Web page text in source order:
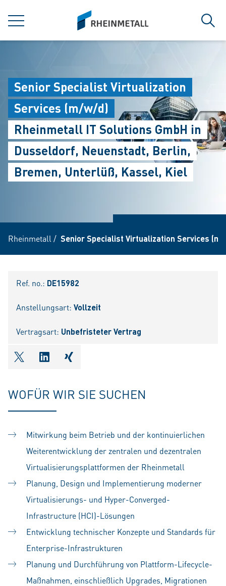
MENU
siteLogo
Senior Specialist Virtualization
Services (m/w/d)
Rheinmetall IT Solutions GmbH in
Dusseldorf, Neuenstadt, Berlin,
Bremen, Unterlüß, Kassel, Kiel
Rheinmetall / Senior Specialist Virtualization Services
Ref. no.: DE15982
Anstellungsart: Vollzeit
Vertragsart: Unbefristeter Vertrag
shareOntwitter
shareOnlinkedIn
shareOnxing
WOFÜR WIR SIE SUCHEN
Mitwirkung beim Betrieb und der kontinuierlichen
Weiterentwicklung der zentralen und dezentralen
Virtualisierungsplattformen der Rheinmetall
Planung, Design und Implementierung moderner
Virtualisierungs- und Hyper-Converged-
Infrastructure (HCI)-Lösungen
Entwicklung technischer Konzepte und Standards für
Enterprise-Infrastrukturen
Planung und Durchführung von Plattform-Lifecycle-
Maßnahmen, einschließlich Upgrades, Migrationen